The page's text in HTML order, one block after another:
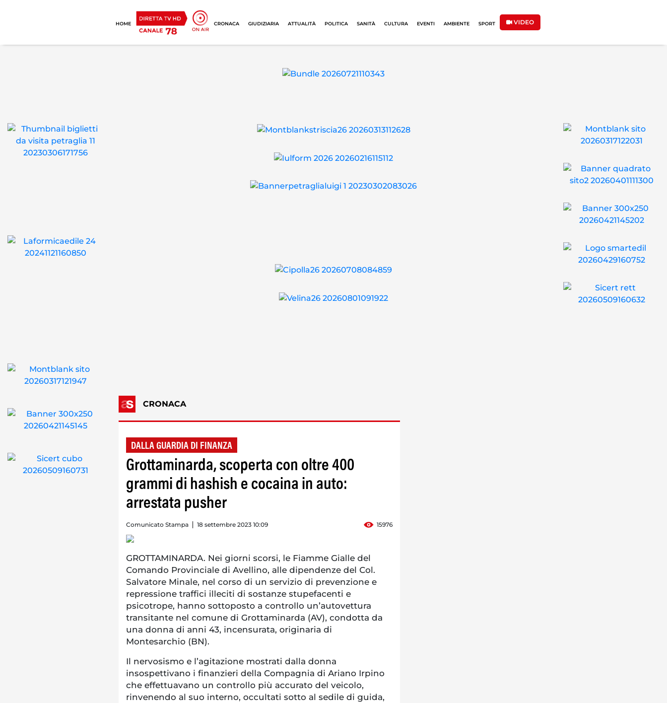
HOME CRONACA GIUDIZIARIA ATTUALITÀ POLITICA SANITÀ CULTURA EVENTI AMBIENTE SPORT VIDEO
CRONACA
DALLA GUARDIA DI FINANZA
Grottaminarda, scoperta con oltre 400
grammi di hashish e cocaina in auto:
arrestata pusher
Comunicato Stampa 18 settembre 2023 10:09 15976
GROTTAMINARDA. Nei giorni scorsi, le Fiamme Gialle del
Comando Provinciale di Avellino, alle dipendenze del Col.
Salvatore Minale, nel corso di un servizio di prevenzione e
repressione traffici illeciti di sostanze stupefacenti e
psicotrope, hanno sottoposto a controllo un’autovettura
transitante nel comune di Grottaminarda (AV), condotta da
una donna di anni 43, incensurata, originaria di
Montesarchio (BN).
Il nervosismo e l’agitazione mostrati dalla donna
insospettivano i finanzieri della Compagnia di Ariano Irpino
che effettuavano un controllo più accurato del veicolo,
rinvenendo al suo interno, occultati sotto al sedile di guida,